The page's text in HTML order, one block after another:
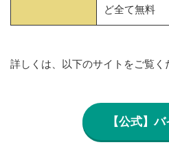
ど全て無料
詳しくは、以下のサイトをご覧く
【公式】